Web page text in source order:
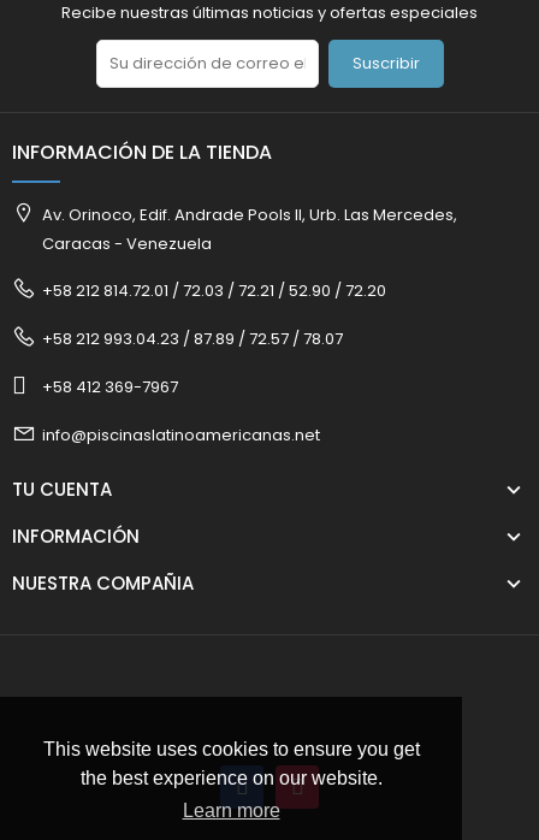
This website uses cookies to ensure you get
the best experience on our website.
Learn more
Recibe nuestras últimas noticias y ofertas especiales
Suscribir
INFORMACIÓN DE LA TIENDA
Av. Orinoco, Edif. Andrade Pools II, Urb. Las Mercedes,
Caracas - Venezuela
+58 212 814.72.01 / 72.03 / 72.21 / 52.90 / 72.20
+58 212 993.04.23 / 87.89 / 72.57 / 78.07
+58 412 369-7967
info@piscinaslatinoamericanas.net
TU CUENTA
INFORMACIÓN
NUESTRA COMPAÑIA